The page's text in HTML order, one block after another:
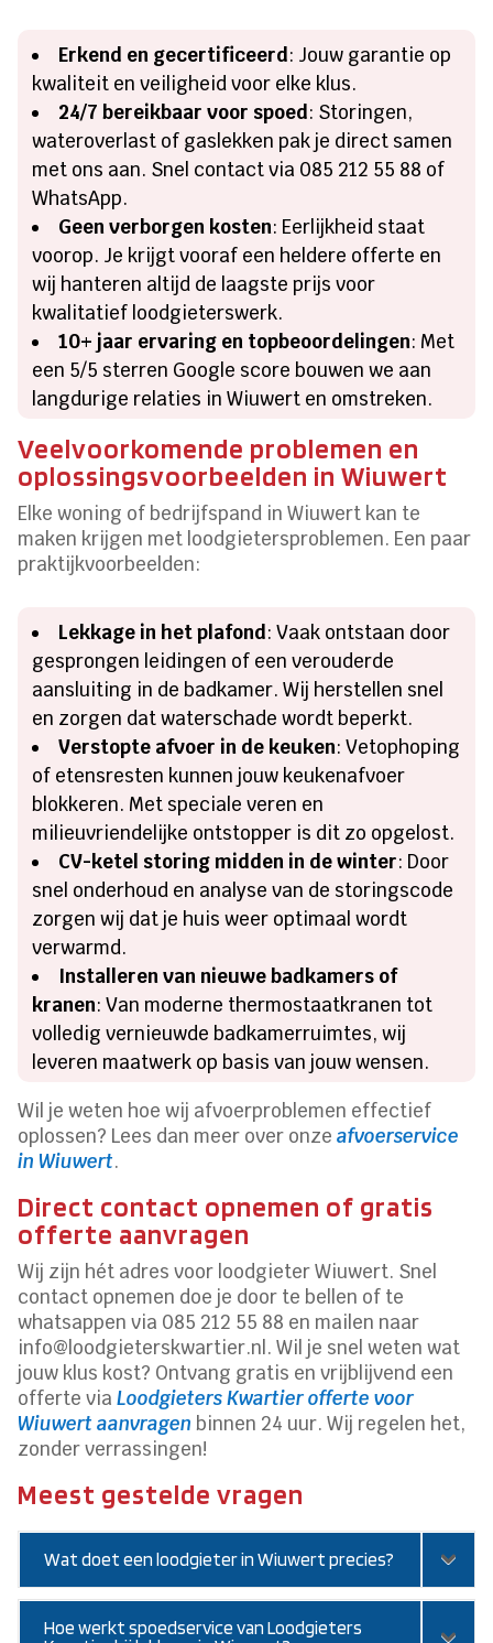
Erkend en gecertificeerd: Jouw garantie op
kwaliteit en veiligheid voor elke klus.
24/7 bereikbaar voor spoed: Storingen,
wateroverlast of gaslekken pak je direct samen
met ons aan. Snel contact via 085 212 55 88 of
WhatsApp.
Geen verborgen kosten: Eerlijkheid staat
voorop. Je krijgt vooraf een heldere offerte en
wij hanteren altijd de laagste prijs voor
kwalitatief loodgieterswerk.
10+ jaar ervaring en topbeoordelingen: Met
een 5/5 sterren Google score bouwen we aan
langdurige relaties in Wiuwert en omstreken.
Veelvoorkomende problemen en
oplossingsvoorbeelden in Wiuwert
Elke woning of bedrijfspand in Wiuwert kan te
maken krijgen met loodgietersproblemen. Een paar
praktijkvoorbeelden:
Lekkage in het plafond: Vaak ontstaan door
gesprongen leidingen of een verouderde
aansluiting in de badkamer. Wij herstellen snel
en zorgen dat waterschade wordt beperkt.
Verstopte afvoer in de keuken: Vetophoping
of etensresten kunnen jouw keukenafvoer
blokkeren. Met speciale veren en
milieuvriendelijke ontstopper is dit zo opgelost.
CV-ketel storing midden in de winter: Door
snel onderhoud en analyse van de storingscode
zorgen wij dat je huis weer optimaal wordt
verwarmd.
Installeren van nieuwe badkamers of
kranen: Van moderne thermostaatkranen tot
volledig vernieuwde badkamerruimtes, wij
leveren maatwerk op basis van jouw wensen.
Wil je weten hoe wij afvoerproblemen effectief
oplossen? Lees dan meer over onzeafvoerservice
in Wiuwert.
Direct contact opnemen of gratis
offerte aanvragen
Wij zijn hét adres voor loodgieter Wiuwert. Snel
contact opnemen doe je door te bellen of te
whatsappen via 085 212 55 88 en mailen naar
info@loodgieterskwartier.nl. Wil je snel weten wat
jouw klus kost? Ontvang gratis en vrijblijvend een
offerte viaLoodgieters Kwartier offerte voor
Wiuwert aanvragen binnen 24 uur. Wij regelen het,
zonder verrassingen!
Meest gestelde vragen
Wat doet een loodgieter in Wiuwert precies?
Hoe werkt spoedservice van Loodgieters